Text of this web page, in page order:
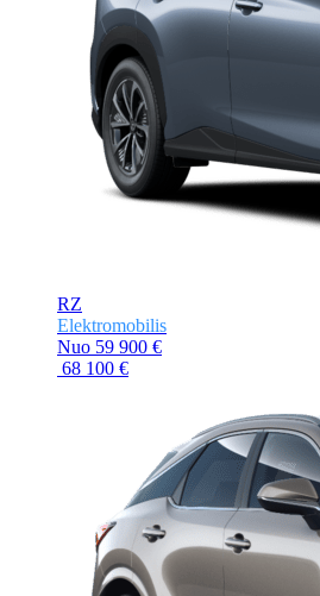
RZ
Elektromobilis
Nuo 59 900 €
68 100 €